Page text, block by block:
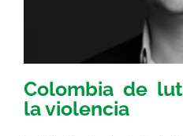
Colombia de
la violencia